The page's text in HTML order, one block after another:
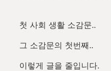
첫 사회 생활 소감문..
그 소감문의 첫번째..
이렇게 글을 줄입니다.